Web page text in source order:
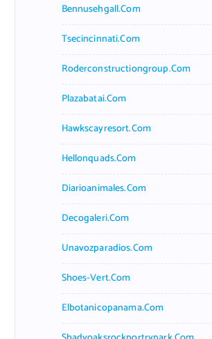
Bennusehgall.com
Tsecincinnati.com
Roderconstructiongroup.com
Plazabatai.com
Hawkscayresort.com
Hellonquads.com
Diarioanimales.com
Decogaleri.com
Unavozparadios.com
Shoes-Vert.com
Elbotanicopanama.com